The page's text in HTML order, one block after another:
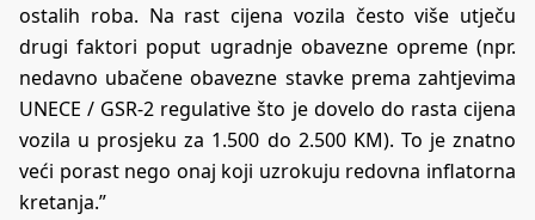
ostalih roba. Na rast cijena vozila često više utječu
drugi faktori poput ugradnje obavezne opreme (npr.
nedavno ubačene obavezne stavke prema zahtjevima
UNECE / GSR-2 regulative što je dovelo do rasta cijena
vozila u prosjeku za 1.500 do 2.500 KM). To je znatno
veći porast nego onaj koji uzrokuju redovna inflatorna
kretanja.”